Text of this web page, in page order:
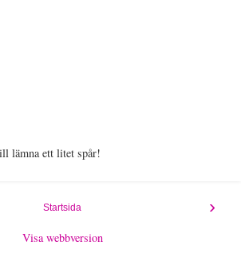
lämna ett litet spår!
›
Startsida
Visa webbversion